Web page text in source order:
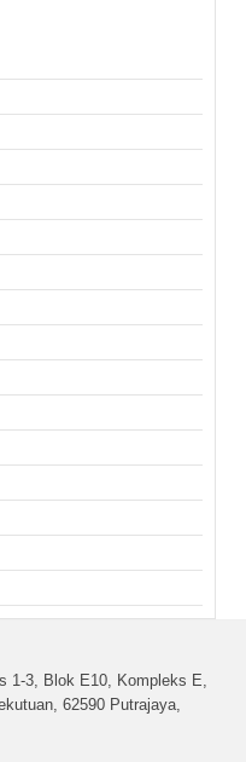
1-3, Blok E10, Kompleks E,
62590 Putrajaya,